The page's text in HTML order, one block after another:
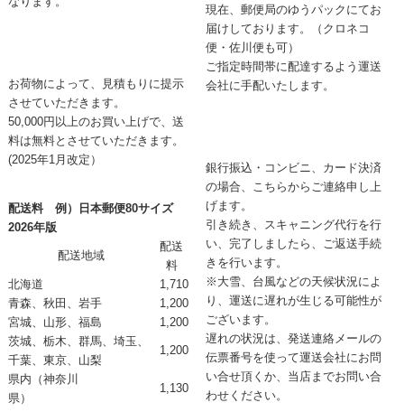
お荷物によって、見積もりに提示
させていただきます。
50,000円以上のお買い上げで、送
料は無料とさせていただきます。
(2025年1月改定）
配送料 例）日本郵便80サイズ
2026年版
配送地域
配送
料
北海道
1,710
青森、秋田、岩手
1,200
宮城、山形、福島
1,200
茨城、栃木、群馬、埼玉、
千葉、東京、山梨
1,200
県内（神奈川
県）
1,130
現在、郵便局のゆうパックにてお
届けしております。（クロネコ
便・佐川便も可）
ご指定時間帯に配達するよう運送
会社に手配いたします。
銀行振込・コンビニ、カード決済
の場合、こちらからご連絡申し上
げます。
引き続き、スキャニング代行を行
い、完了しましたら、ご返送手続
きを行います。
※大雪、台風などの天候状況によ
り、運送に遅れが生じる可能性が
ございます。
遅れの状況は、発送連絡メールの
伝票番号を使って運送会社にお問
い合せ頂くか、当店までお問い合
わせください。